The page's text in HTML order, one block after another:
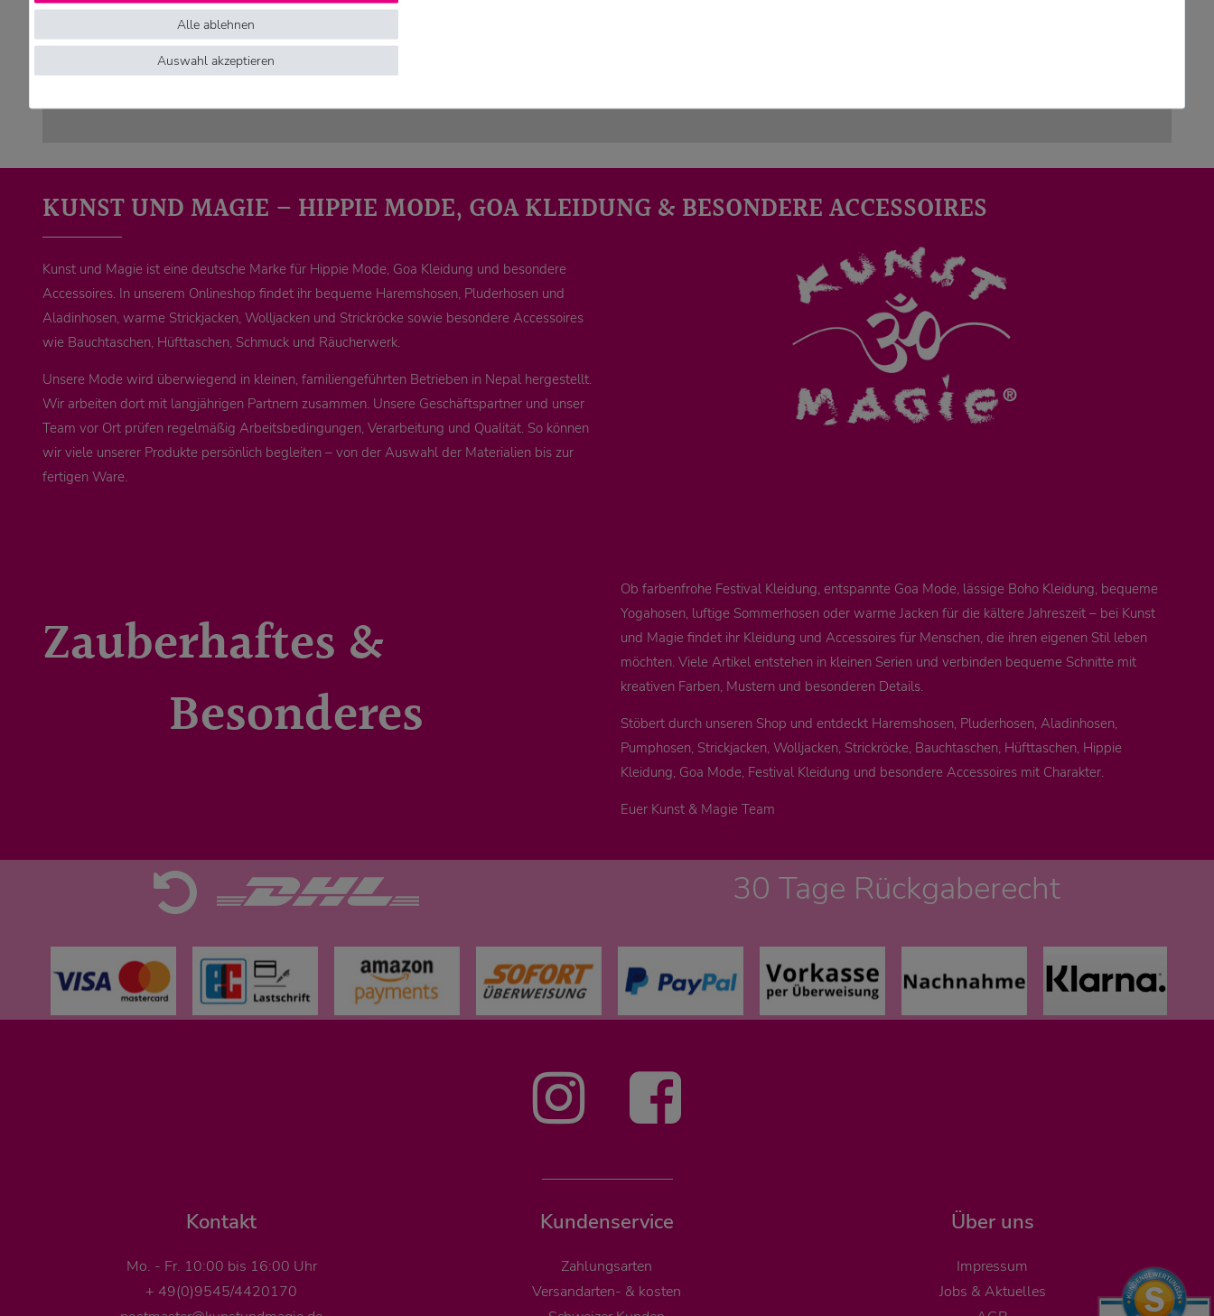
KUNST UND MAGIE – HIPPIE MODE, GOA KLEIDUNG & BESONDERE ACCESSOIRES
Kunst und Magie ist eine deutsche Marke für Hippie Mode, Goa Kleidung und besondere
Accessoires. In unserem Onlineshop findet ihr bequeme Haremshosen, Pluderhosen und
Aladinhosen, warme Strickjacken, Wolljacken und Strickröcke sowie besondere Accessoires
wie Bauchtaschen, Hüfttaschen, Schmuck und Räucherwerk.
Unsere Mode wird überwiegend in kleinen, familiengeführten Betrieben in Nepal hergestellt.
Wir arbeiten dort mit langjährigen Partnern zusammen. Unsere Geschäftspartner und unser
Team vor Ort prüfen regelmäßig Arbeitsbedingungen, Verarbeitung und Qualität. So können
wir viele unserer Produkte persönlich begleiten – von der Auswahl der Materialien bis zur
fertigen Ware.
Zauberhaftes &
Besonderes
Ob farbenfrohe Festival Kleidung, entspannte Goa Mode, lässige Boho Kleidung, bequeme
Yogahosen, luftige Sommerhosen oder warme Jacken für die kältere Jahreszeit – bei Kunst
und Magie findet ihr Kleidung und Accessoires für Menschen, die ihren eigenen Stil leben
möchten. Viele Artikel entstehen in kleinen Serien und verbinden bequeme Schnitte mit
kreativen Farben, Mustern und besonderen Details.
Stöbert durch unseren Shop und entdeckt Haremshosen, Pluderhosen, Aladinhosen,
Pumphosen, Strickjacken, Wolljacken, Strickröcke, Bauchtaschen, Hüfttaschen, Hippie
Kleidung, Goa Mode, Festival Kleidung und besondere Accessoires mit Charakter.
Euer Kunst & Magie Team
30 Tage Rückgaberecht
Kontakt
Mo. - Fr. 10:00 bis 16:00 Uhr
+ 49(0)9545/4420170
Kundenservice
Zahlungsarten
Versandarten- & kosten
Über uns
Impressum
Jobs & Aktuelles
Alle ablehnen
Auswahl akzeptieren